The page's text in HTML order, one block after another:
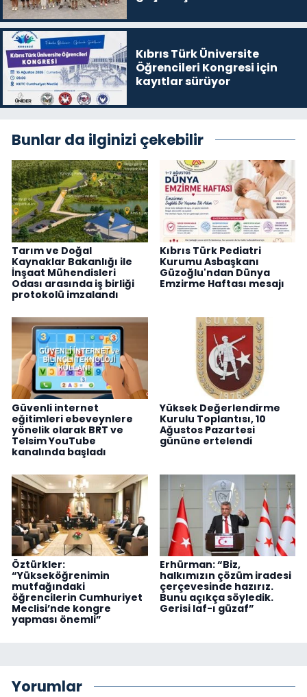
Kıbrıs Türk Üniversite
Öğrencileri Kongresi için
kayıtlar sürüyor
Bunlar da ilginizi çekebilir
Tarım ve Doğal
Kaynaklar Bakanlığı ile
İnşaat Mühendisleri
Odası arasında iş birliği
protokolü imzalandı
Kıbrıs Türk Pediatri
Kurumu Asbaşkanı
Güzoğlu'ndan Dünya
Emzirme Haftası mesajı
Güvenli internet
eğitimleri ebeveynlere
yönelik olarak BRT ve
Telsim YouTube
kanalında başladı
Yüksek Değerlendirme
Kurulu Toplantısı, 10
Ağustos Pazartesi
gününe ertelendi
Öztürkler:
“Yükseköğrenimin
mutfağındaki
öğrencilerin Cumhuriyet
Meclisi’nde kongre
yapması önemli”
Erhürman: “Biz,
halkımızın çözüm iradesi
çerçevesinde hazırız.
Bunu açıkça söyledik.
Gerisi laf-ı güzaf”
Yorumlar